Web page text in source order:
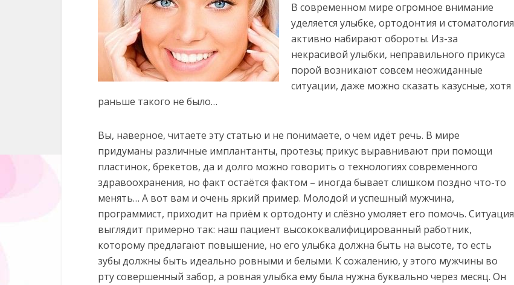
В современном мире огромное внимание
уделяется улыбке, ортодонтия и стоматология
активно набирают обороты. Из-за
некрасивой улыбки, неправильного прикуса
порой возникают совсем неожиданные
ситуации, даже можно сказать казусные, хотя
раньше такого не было…
Вы, наверное, читаете эту статью и не понимаете, о чем идёт речь. В мире
придуманы различные имплантанты, протезы; прикус выравнивают при помощи
пластинок, брекетов, да и долго можно говорить о технологиях современного
здравоохранения, но факт остаётся фактом – иногда бывает слишком поздно что-то
менять… А вот вам и очень яркий пример. Молодой и успешный мужчина,
программист, приходит на приём к ортодонту и слёзно умоляет его помочь. Ситуация
выглядит примерно так: наш пациент высококвалифицированный работник,
которому предлагают повышение, но его улыбка должна быть на высоте, то есть
зубы должны быть идеально ровными и белыми. К сожалению, у этого мужчины во
рту совершенный забор, а ровная улыбка ему была нужна буквально через месяц. Он